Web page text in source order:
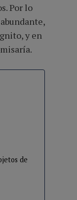
Por lo
y en
de